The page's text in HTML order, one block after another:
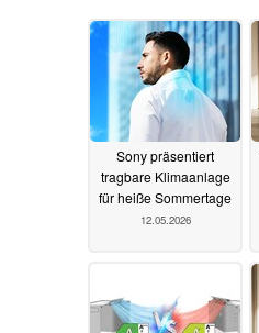
Sony präsentiert
tragbare Klimaanlage
für heiße Sommertage
12.05.2026